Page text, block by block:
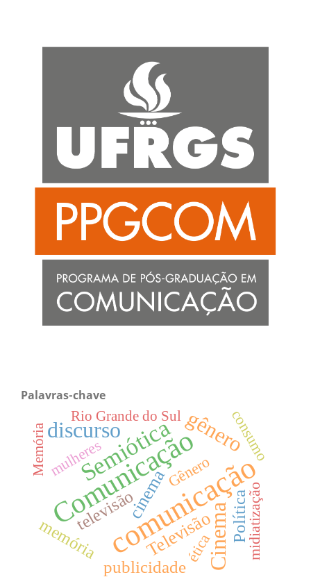
Palavras-chave
comunicação
Comunicação
Semiótica
Cinema
discurso gênero
cinema
Televisão
televisão
memória Política
publicidade
Gênero
ética midiatização
mulheres consumo
Rio Grande do Sul
Memória